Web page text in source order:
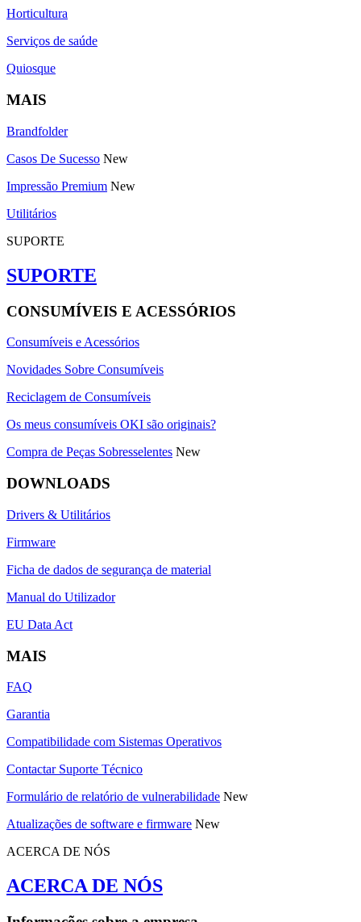
Horticultura
Serviços de saúde
Quiosque
MAIS
Brandfolder
Casos De Sucesso New
Impressão Premium New
Utilitários
SUPORTE
SUPORTE
CONSUMÍVEIS E ACESSÓRIOS
Consumíveis e Acessórios
Novidades Sobre Consumíveis
Reciclagem de Consumíveis
Os meus consumíveis OKI são originais?
Compra de Peças Sobresselentes New
DOWNLOADS
Drivers & Utilitários
Firmware
Ficha de dados de segurança de material
Manual do Utilizador
EU Data Act
MAIS
FAQ
Garantia
Compatibilidade com Sistemas Operativos
Contactar Suporte Técnico
Formulário de relatório de vulnerabilidade New
Atualizações de software e firmware New
ACERCA DE NÓS
ACERCA DE NÓS